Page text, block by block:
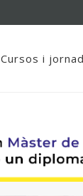
Cursos i